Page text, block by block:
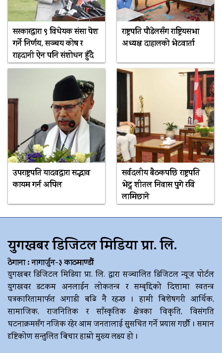
सरकारद्धारा ९ विधेयक संसद्मा पेश
गर्ने निर्णय, सञ्चय कोष र
राहदानी ऐन पनि संशोधन हुँदै
राष्ट्रपति पौडेलसँग राष्ट्रियसभा
अध्यक्ष दाहालको भेटवार्ता
उपराष्ट्रपति यादवद्वारा सद्भाव
कायम गर्न अपिल
सर्वदलीय बैठकपछि राष्ट्रपति
भेट्न शीतल निवास पुगे रवि
लामिछाने
युगखबर डिजिटल मिडिया प्रा. लि.
ठेगाना : नागार्जुन-३ काठमाण्डौं
युगखबर डिजिटल मिडिया प्रा. लि. द्धारा सञ्चालित डिजिटल न्यूज पोर्टल
युगखवर डटकम अनलाईन लोकतन्त्र र सम्बृद्दिको दिशामा स्वतन्त्र
पत्रकारितामार्फत अगाडी बढि नै रहन्छ । हामी बिशेषगरी आर्थिक,
सामाजिक, राजनितिक र साँस्कृतिक क्षेत्रका विकृति, विसंगति
घटनाक्रमसँग नजिक रहेर आम जनतालाई सुसचित गर्ने प्रयास गर्छौ । समान
दृष्टिकोण सन्तुलित बिचार हाम्रो मुख्य लक्ष्य हो ।